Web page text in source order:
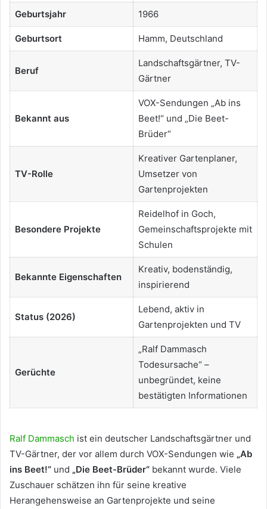
Geburtsjahr 1966
Geburtsort Hamm, Deutschland
Beruf
Landschaftsgärtner, TV-
Gärtner
Bekannt aus
VOX-Sendungen „Ab ins
Beet!“ und „Die Beet-
Brüder“
TV-Rolle
Kreativer Gartenplaner,
Umsetzer von
Gartenprojekten
Besondere Projekte
Reidelhof in Goch,
Gemeinschaftsprojekte mit
Schulen
Bekannte Eigenschaften
Kreativ, bodenständig,
inspirierend
Status (2026)
Lebend, aktiv in
Gartenprojekten und TV
Gerüchte
„Ralf Dammasch
Todesursache“ –
unbegründet, keine
bestätigten Informationen
Ralf Dammasch ist ein deutscher Landschaftsgärtner und
TV-Gärtner, der vor allem durch VOX-Sendungen wie „Ab
ins Beet!“ und „Die Beet-Brüder“ bekannt wurde. Viele
Zuschauer schätzen ihn für seine kreative
Herangehensweise an Gartenprojekte und seine